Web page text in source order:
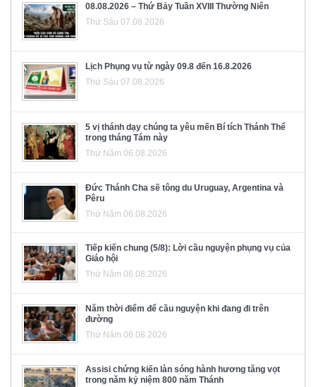
08.08.2026 – Thứ Bảy Tuần XVIII Thường Niên
Thứ Sáu 07.08.2026
Lịch Phụng vụ từ ngày 09.8 đến 16.8.2026
Thứ Sáu 07.08.2026
5 vị thánh dạy chúng ta yêu mến Bí tích Thánh Thể
trong tháng Tám này
Thứ Năm 06.08.2026
Đức Thánh Cha sẽ tông du Uruguay, Argentina và
Pêru
Thứ Năm 06.08.2026
Tiếp kiến chung (5/8): Lời cầu nguyện phụng vụ của
Giáo hội
Thứ Năm 06.08.2026
Năm thời điểm để cầu nguyện khi đang đi trên
đường
Thứ Năm 06.08.2026
Assisi chứng kiến làn sóng hành hương tăng vọt
trong năm kỷ niệm 800 năm Thánh